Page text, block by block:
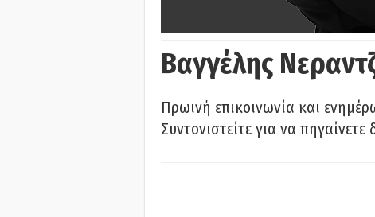
Βαγγέλης
Πρωινή επικοινωνία και
Συντονιστείτε για να